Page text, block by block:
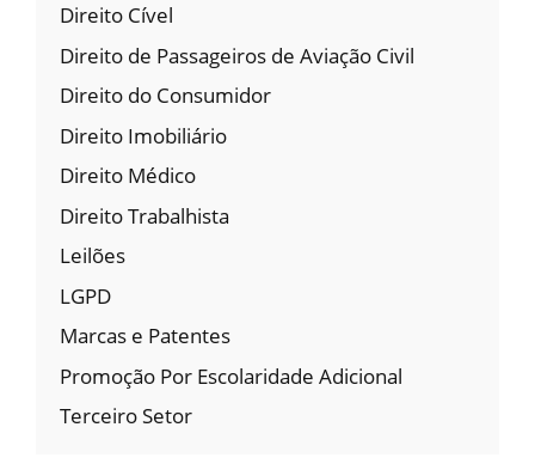
Direito Cível
Direito de Passageiros de Aviação Civil
Direito do Consumidor
Direito Imobiliário
Direito Médico
Direito Trabalhista
Leilões
LGPD
Marcas e Patentes
Promoção Por Escolaridade Adicional
Terceiro Setor